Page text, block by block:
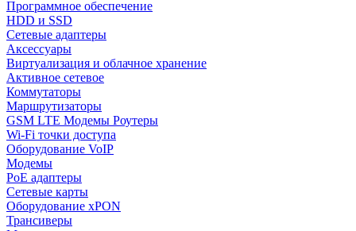
Программное обеспечение
HDD и SSD
Сетевые адаптеры
Аксессуары
Виртуализация и облачное хранение
Активное сетевое
Коммутаторы
Маршрутизаторы
GSM LTE Модемы Роутеры
Wi-Fi точки доступа
Оборудование VoIP
Модемы
PoE адаптеры
Сетевые карты
Оборудование xPON
Трансиверы